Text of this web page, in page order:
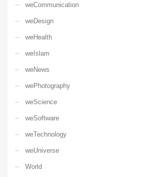
weCommunication
weDesign
weHealth
weIslam
weNews
wePhotography
weScience
weSoftware
weTechnology
weUniverse
World